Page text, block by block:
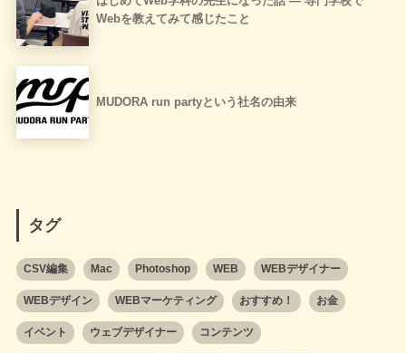
Webを教えてみて感じたこと
MUDORA run partyという社名の由来
タグ
CSV編集 Mac Photoshop WEB WEBデザイナー
WEBデザイン WEBマーケティング おすすめ！ お金
イベント ウェブデザイナー コンテンツ